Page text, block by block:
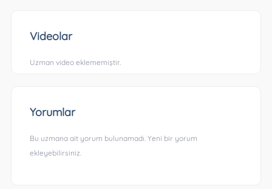
Videolar
Uzman video eklememiştir.
Yorumlar
Bu uzmana ait yorum bulunamadı. Yeni bir yorum
ekleyebilirsiniz.